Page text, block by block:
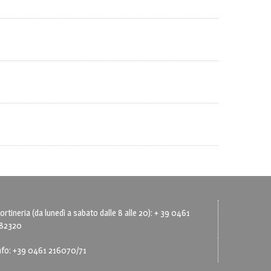
(da lunedì a sabato dalle 8 alle 20): + 39 0461
+39 0461 216070/71